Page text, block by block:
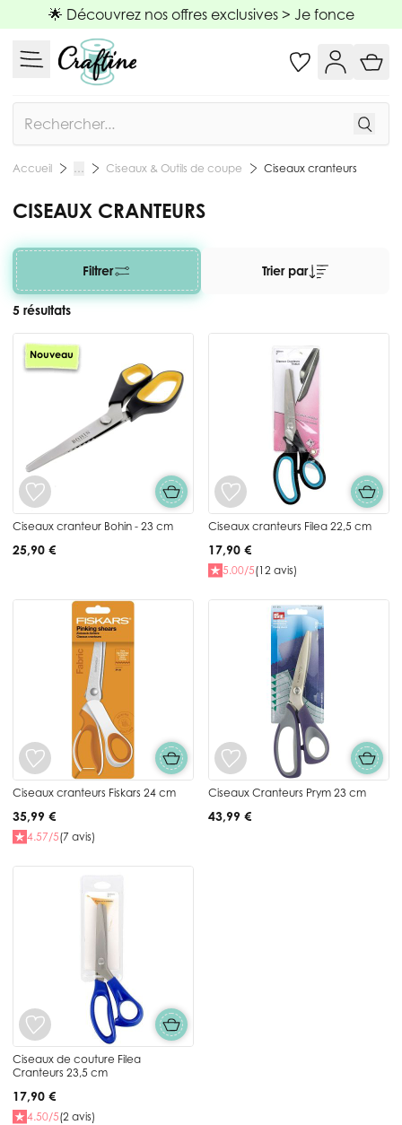
Allez au contenu
🌟 Découvrez nos offres exclusives > Je fonce
Accueil … Ciseaux & Outils de coupe Ciseaux cranteurs
CISEAUX CRANTEURS
Filtrer
5 résultats
Trier par
Nouveau
Ciseaux cranteur Bohin - 23 cm
25,90 €
Ciseaux cranteurs Filea 22,5 cm
17,90 €
5.00/5(12 avis)
Ciseaux cranteurs Fiskars 24 cm
35,99 €
4.57/5(7 avis)
Ciseaux Cranteurs Prym 23 cm
43,99 €
Ciseaux de couture Filea
Cranteurs 23,5 cm
17,90 €
4.50/5(2 avis)